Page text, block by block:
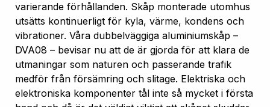
varierande förhållanden. Skåp monterade utomhus
utsätts kontinuerligt för kyla, värme, kondens och
vibrationer. Våra dubbelväggiga aluminiumskåp –
DVA08 – bevisar nu att de är gjorda för att klara de
utmaningar som naturen och passerande trafik
medför från försämring och slitage. Elektriska och
elektroniska komponenter tål inte så mycket i första